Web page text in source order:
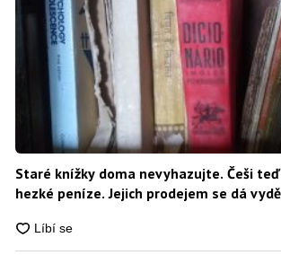
Staré knížky doma nevyhazujte. Češi
hezké peníze. Jejich prodejem se dá